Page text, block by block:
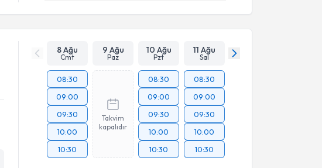
8 Ağu
Cmt
9 Ağu
Paz
10 Ağu
Pzt
11 Ağu
Sal
08:30
09:00
09:30
10:00
10:30
Takvim
kapalıdır
08:30
09:00
09:30
10:00
10:30
08:30
09:00
09:30
10:00
10:30